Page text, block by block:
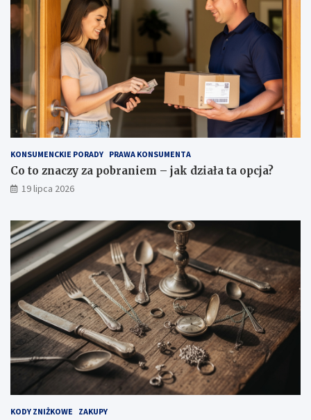
KONSUMENCKIE PORADY PRAWA KONSUMENTA
Co to znaczy za pobraniem – jak działa ta opcja?
19 lipca 2026
KODY ZNIŻKOWE ZAKUPY